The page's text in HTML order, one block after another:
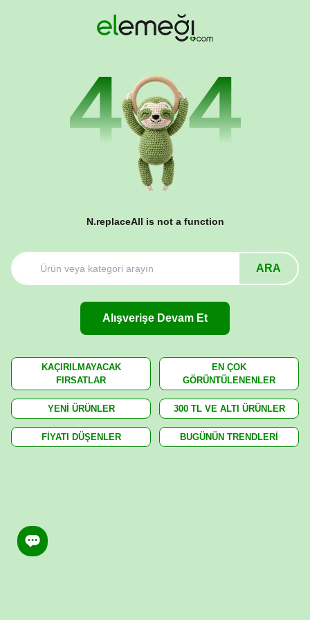
N.replaceAll is not a function
ARA
Alışverişe Devam Et
KAÇIRILMAYACAK
FIRSATLAR
EN ÇOK
GÖRÜNTÜLENENLER
YENİ ÜRÜNLER 300 TL VE ALTI ÜRÜNLER
FİYATI DÜŞENLER BUGÜNÜN TRENDLERİ